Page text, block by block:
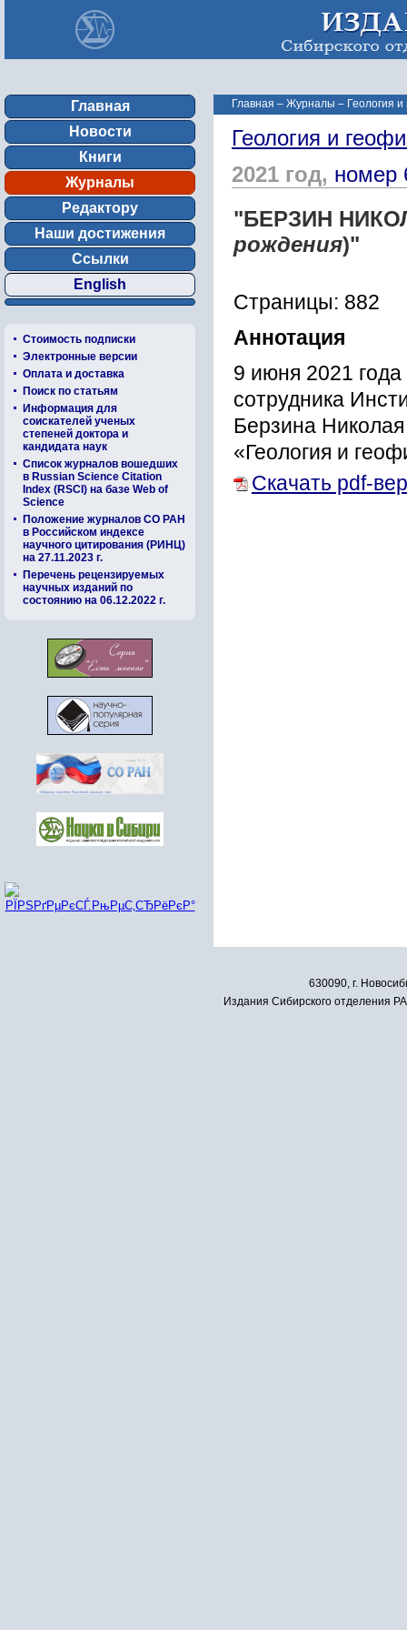
Главная
Новости
Книги
Журналы
Редактору
Наши достижения
Ссылки
English
Стоимость подписки
Электронные версии
Оплата и доставка
Поиск по статьям
Информация для
соискателей ученых
степеней доктора и
кандидата наук
Список журналов вошедших
в Russian Science Citation
Index (RSCI) на базе Web of
Science
Положение журналов СО РАН
в Российском индексе
научного цитирования (РИНЦ)
на 27.11.2023 г.
Перечень рецензируемых
научных изданий по
состоянию на 06.12.2022 г.
Главная – Журналы – Геология
Геология и
2021 год, номер
"БЕРЗИН
рождения)"
Страницы: 882
Аннотация
9 июня 2021
сотрудника
Берзина
«Геология и
Скачать pdf-
630090, г.
Издания Сибирского отделения